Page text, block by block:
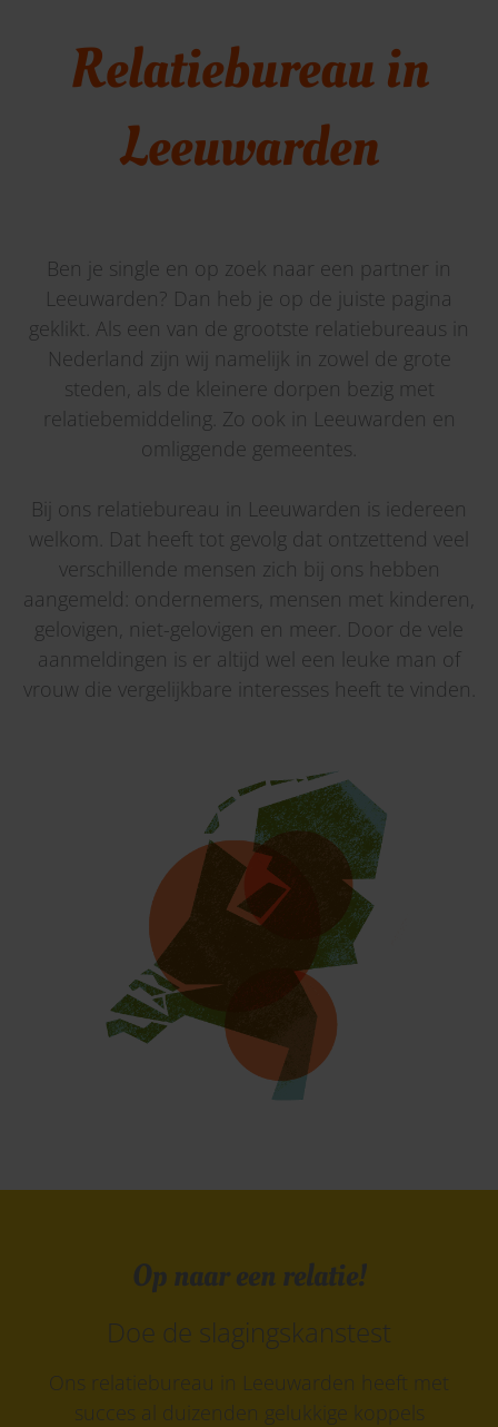
Relatiebureau in
Leeuwarden
Ben je single en op zoek naar een partner in
Leeuwarden? Dan heb je op de juiste pagina
geklikt. Als een van de grootste relatiebureaus in
Nederland zijn wij namelijk in zowel de grote
steden, als de kleinere dorpen bezig met
relatiebemiddeling. Zo ook in Leeuwarden en
omliggende gemeentes.
Bij ons relatiebureau in Leeuwarden is iedereen
welkom. Dat heeft tot gevolg dat ontzettend veel
verschillende mensen zich bij ons hebben
aangemeld: ondernemers, mensen met kinderen,
gelovigen, niet-gelovigen en meer. Door de vele
aanmeldingen is er altijd wel een leuke man of
vrouw die vergelijkbare interesses heeft te vinden.
Op naar een relatie!
Doe de slagingskanstest
Ons relatiebureau in Leeuwarden heeft met
succes al duizenden gelukkige koppels